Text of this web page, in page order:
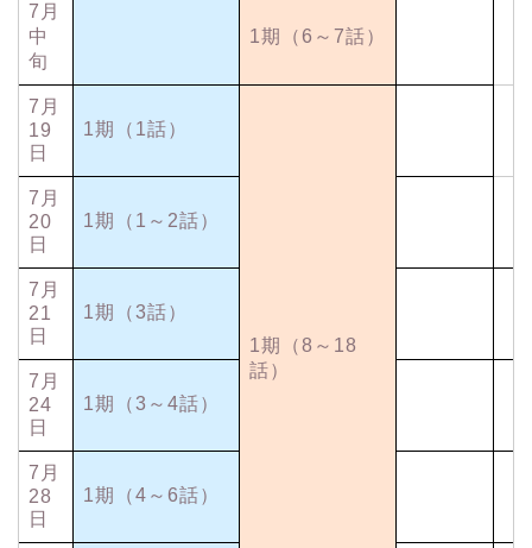
7月
中
旬
1期（6～7話）
7月
19
日
1期（1話）
1期（8～18
話）
7月
20
日
1期（1～2話）
7月
21
日
1期（3話）
7月
24
日
1期（3～4話）
7月
28
日
1期（4～6話）